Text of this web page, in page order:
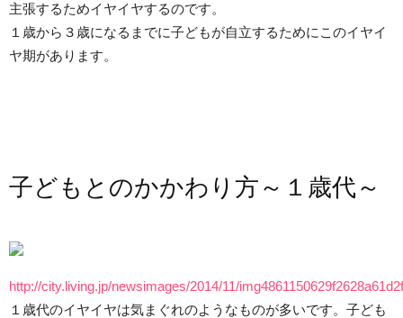
主張するためイヤイヤするのです。
１歳から３歳になるまでに子どもが自立するためにこのイヤイ
ヤ期があります。
子どもとのかかわり方～１歳代～
http://city.living.jp/newsimages/2014/11/
１歳代のイヤイヤは気まぐれのようなものが多いです。子ども